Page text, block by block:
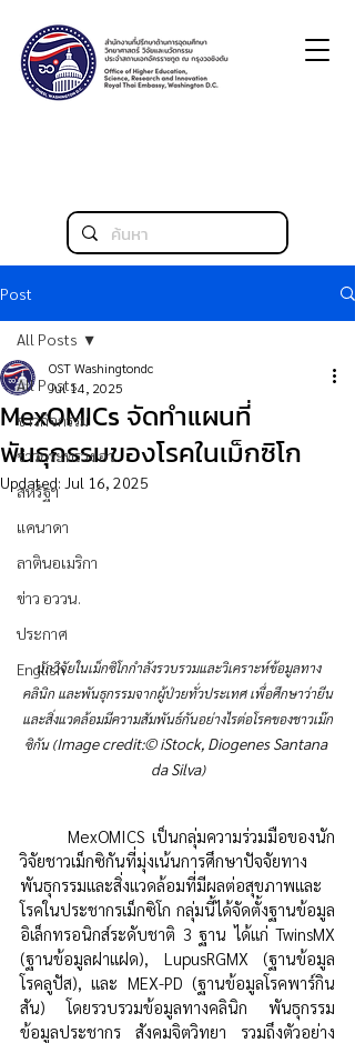
Post
All Posts
ข่าวกิจกรรม
ข่าวกระทรวง อว.
สหรัฐฯ
แคนาดา
ลาตินอเมริกา
ข่าว อววน.
ประกาศ
English
All Posts
MexOMICs จัดทำแผนที่
พันธุกรรมของโรคในเม็กซิโก
OST Washingtondc
Jul 14, 2025
Updated: Jul 16, 2025
นักวิจัยในเม็กซิโกกำลังรวบรวมและวิเคราะห์ข้อมูลทาง
คลินิก และพันธุกรรมจากผู้ป่วยทั่วประเทศ เพื่อศึกษาว่ายีน
และสิ่งแวดล้อมมีความสัมพันธ์กันอย่างไรต่อโรคของชาวเม๊ก
ซิกัน (Image credit:© iStock, Diogenes Santana
da Silva)
วิจัยชาวเม็กซิกันที่มุ่งเน้นการศึกษาปัจจัยทาง
พันธุกรรมและสิ่งแวดล้อมที่มีผลต่อสุขภาพและ
โรคในประชากรเม็กซิโก กลุ่มนี้ได้จัดตั้งฐานข้อมูล
อิเล็กทรอนิกส์ระดับชาติ 3 ฐาน ได้แก่ TwinsMX
(ฐานข้อมูลฝาแฝด), LupusRGMX (ฐานข้อมูล
โรคลูปัส), และ MEX-PD (ฐานข้อมูลโรคพาร์กิน
สัน) โดยรวบรวมข้อมูลทางคลินิก พันธุกรรม
ข้อมูลประชากร สังคมจิตวิทยา รวมถึงตัวอย่าง